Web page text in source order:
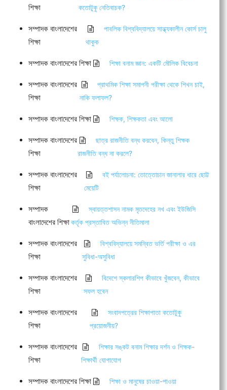
শিক্ষা
কতোটুকু নেতিবাচক?
সম্পাদক বাংলাদেশের
শিক্ষা
পাবলিক বিশ্ববিদ্যালয়ে সান্ধ্যকালীন কোর্স চালু
থাকুক
সম্পাদক বাংলাদেশের শিক্ষা শিক্ষা বনাম জ্ঞান: একটি মৌলিক বিবেচনা
সম্পাদক বাংলাদেশের
শিক্ষা
প্রাথমিক শিক্ষা সমাপনী পরীক্ষা থেকে শিখন চাই,
নাকি ফলাফল?
সম্পাদক বাংলাদেশের শিক্ষা শিক্ষক, শিক্ষকতা এবং আলো
সম্পাদক বাংলাদেশের
শিক্ষা
ছাত্র রাজনীতি বন্ধ করবেন, কিন্তু শিক্ষক
রাজনীতি বন্ধ না করলে?
সম্পাদক বাংলাদেশের
শিক্ষা
বই পর্যালোচনা: তোত্তোচান জানালার ধারে ছোট্ট
মেয়েটি
সম্পাদক
বাংলাদেশের শিক্ষা
স্বায়ত্তশাসন নামক মৃতদেহের নখ এবং ইউজিসি
কর্তৃক প্রস্তাবিত অভিন্ন নীতিমালা
সম্পাদক বাংলাদেশের
শিক্ষা
বিশ্ববিদ্যালয়ে সমন্বিত ভর্তি পরীক্ষা ও এর
সুবিধা-অসুবিধা
সম্পাদক বাংলাদেশের
শিক্ষা
বিদেশে স্কলারশিপ কীভাবে খুঁজবেন, কীভাবে
সফল হবেন
সম্পাদক বাংলাদেশের
শিক্ষা
সংবাদপত্রের শিক্ষাপাতা কতোটুকু
প্রয়োজনীয়?
সম্পাদক বাংলাদেশের
শিক্ষা
শিক্ষার সঙ্কট বনাম শিক্ষার দর্শন ও শিক্ষক-
শিক্ষার্থী যোগাযোগ
সম্পাদক বাংলাদেশের শিক্ষা শিক্ষা ও মানুষের চাওয়া-পাওয়া